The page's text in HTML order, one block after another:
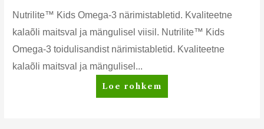
Nutrilite™ Kids Omega-3 närimistabletid. Kvaliteetne
kalaõli maitsval ja mängulisel viisil. Nutrilite™ Kids
Omega-3 toidulisandist närimistabletid. Kvaliteetne
kalaõli maitsval ja mängulisel...
Nutrilite™
Laste
Loe rohkem